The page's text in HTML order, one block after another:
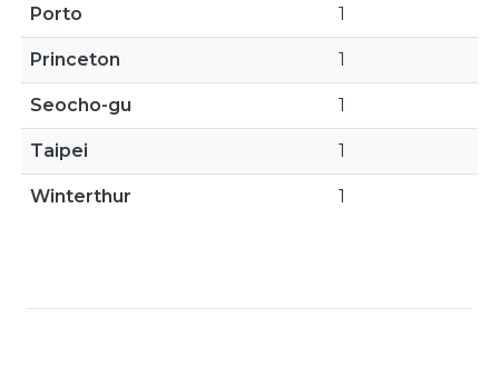
Porto 1
Princeton 1
Seocho-gu 1
Taipei 1
Winterthur 1